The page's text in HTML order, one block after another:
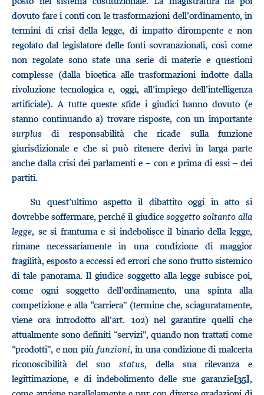
dovuto fare i conti con le trasformazioni dell’ordinamento, in
termini di crisi della legge, di impatto dirompente e non
regolato dal legislatore delle fonti sovranazionali, così come
non regolate sono state una serie di materie e questioni
complesse (dalla bioetica alle trasformazioni indotte dalla
rivoluzione tecnologica e, oggi, all’impiego dell’intelligenza
artificiale). A tutte queste sfide i giudici hanno dovuto (e
stanno continuando a) trovare risposte, con un importante
surplus di responsabilità che ricade sulla funzione
giurisdizionale e che si può ritenere derivi in larga parte
anche dalla crisi dei parlamenti e – con e prima di essi – dei
partiti.
Su quest’ultimo aspetto il dibattito oggi in atto si
dovrebbe soffermare, perché il giudicesoggetto soltanto alla
legge, se si frantuma e si indebolisce il binario della legge,
rimane necessariamente in una condizione di maggior
fragilità, esposto a eccessi ed errori che sono frutto sistemico
di tale panorama. Il giudice soggetto alla legge subisce poi,
come ogni soggetto dell’ordinamento, una spinta alla
competizione e alla “carriera” (termine che, sciaguratamente,
viene ora introdotto all’art. 102) nel garantire quelli che
attualmente sono definiti “servizi”, quando non trattati come
“prodotti”, e non più funzioni, in una condizione di malcerta
riconoscibilità del suostatus, della sua rilevanza e
legittimazione, e di indebolimento delle sue garanzie[35],